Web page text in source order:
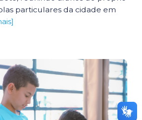
particulares da cidade em